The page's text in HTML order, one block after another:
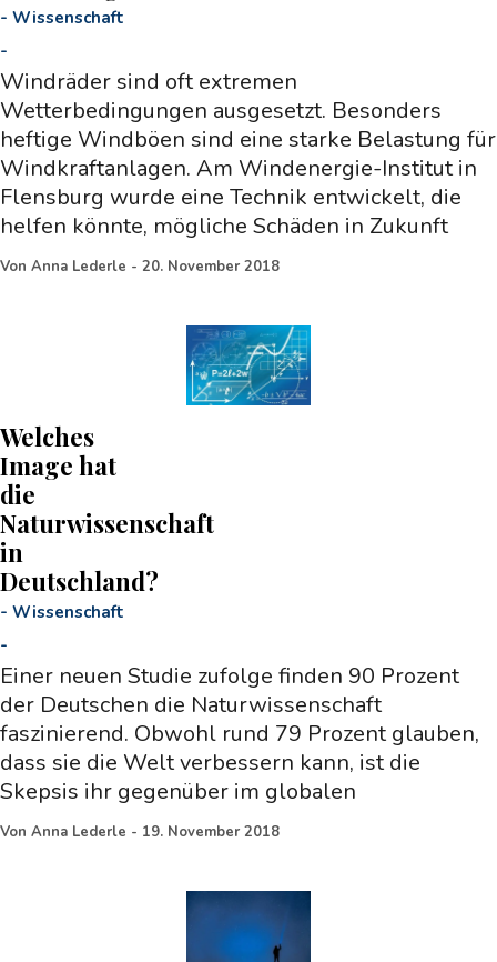
- Wissenschaft
-
Windräder sind oft extremen
Wetterbedingungen ausgesetzt. Besonders
heftige Windböen sind eine starke Belastung für
Windkraftanlagen. Am Windenergie-Institut in
Flensburg wurde eine Technik entwickelt, die
helfen könnte, mögliche Schäden in Zukunft
Von Anna Lederle - 20. November 2018
Welches
Image hat
die
Naturwissenschaft
in
Deutschland?
- Wissenschaft
-
Einer neuen Studie zufolge finden 90 Prozent
der Deutschen die Naturwissenschaft
faszinierend. Obwohl rund 79 Prozent glauben,
dass sie die Welt verbessern kann, ist die
Skepsis ihr gegenüber im globalen
Von Anna Lederle - 19. November 2018